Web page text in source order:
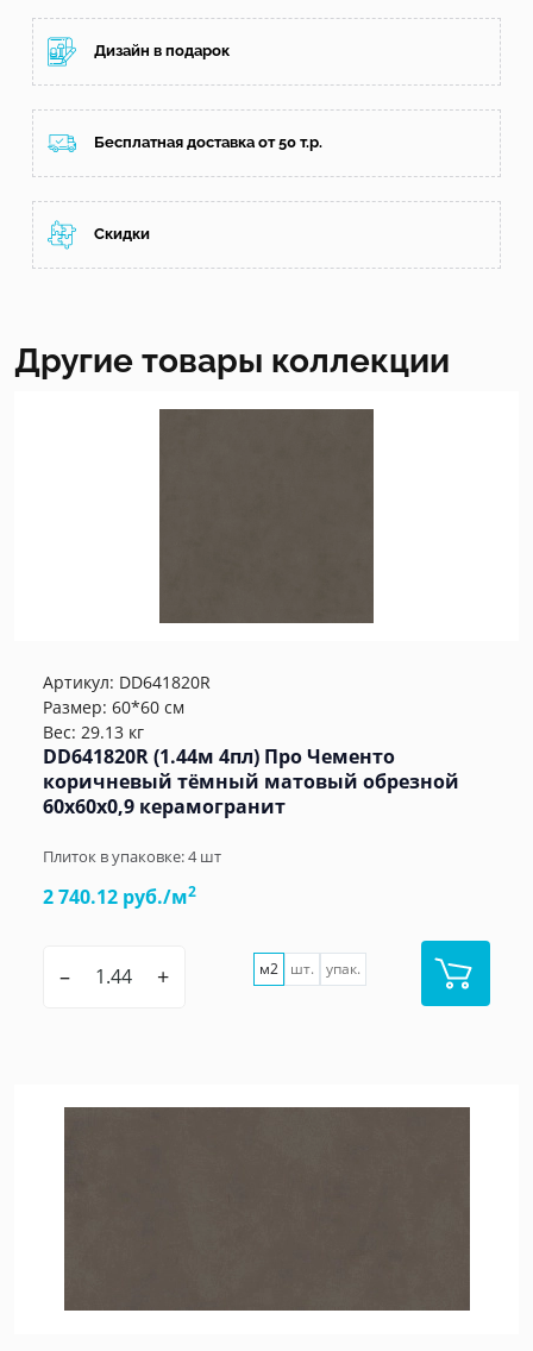
Дизайн в подарок
Бесплатная доставка от 50 т.р.
Скидки
Другие товары коллекции
Артикул: DD641820R
Размер: 60*60 см
Вес: 29.13 кг
DD641820R (1.44м 4пл) Про Чементо
коричневый тёмный матовый обрезной
60x60x0,9 керамогранит
Плиток в упаковке:4шт
2 740.12 руб./м2
– + м2 шт. упак.